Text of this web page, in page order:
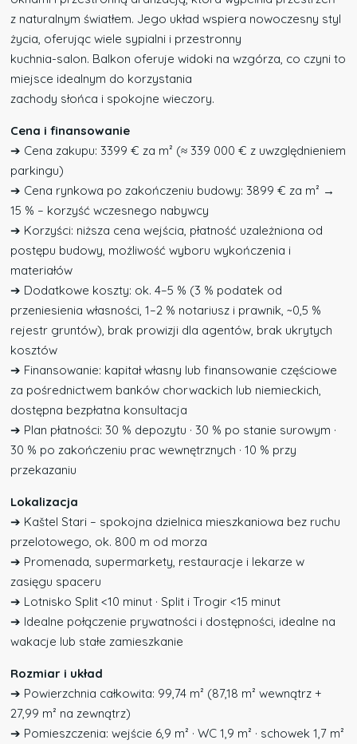
z naturalnym światłem. Jego układ wspiera nowoczesny styl
życia, oferując wiele sypialni i przestronny
kuchnia-salon. Balkon oferuje widoki na wzgórza, co czyni to
miejsce idealnym do korzystania
zachody słońca i spokojne wieczory.
Cena i finansowanie
➔ Cena zakupu: 3399 € za m² (≈ 339 000 € z uwzględnieniem
parkingu)
➔ Cena rynkowa po zakończeniu budowy: 3899 € za m² →
15 % – korzyść wczesnego nabywcy
➔ Korzyści: niższa cena wejścia, płatność uzależniona od
postępu budowy, możliwość wyboru wykończenia i
materiałów
➔ Dodatkowe koszty: ok. 4–5 % (3 % podatek od
przeniesienia własności, 1–2 % notariusz i prawnik, ~0,5 %
rejestr gruntów), brak prowizji dla agentów, brak ukrytych
kosztów
➔ Finansowanie: kapitał własny lub finansowanie częściowe
za pośrednictwem banków chorwackich lub niemieckich,
dostępna bezpłatna konsultacja
➔ Plan płatności: 30 % depozytu · 30 % po stanie surowym ·
30 % po zakończeniu prac wewnętrznych · 10 % przy
przekazaniu
Lokalizacja
➔ Kaštel Stari – spokojna dzielnica mieszkaniowa bez ruchu
przelotowego, ok. 800 m od morza
➔ Promenada, supermarkety, restauracje i lekarze w
zasięgu spaceru
➔ Lotnisko Split <10 minut · Split i Trogir <15 minut
➔ Idealne połączenie prywatności i dostępności, idealne na
wakacje lub stałe zamieszkanie
Rozmiar i układ
➔ Powierzchnia całkowita: 99,74 m² (87,18 m² wewnątrz +
27,99 m² na zewnątrz)
➔ Pomieszczenia: wejście 6,9 m² · WC 1,9 m² · schowek 1,7 m²